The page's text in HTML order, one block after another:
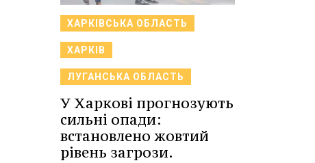
ХАРКІВСЬКА ОБЛАСТЬ
ХАРКІВ
ЛУГАНСЬКА ОБЛАСТЬ
У Харкові прогнозують
сильні опади:
встановлено жовтий
рівень загрози.